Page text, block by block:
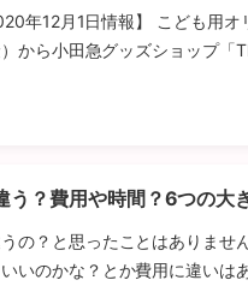
年12月1日情報】 こども用
から小田急グッズショップ「
？費用や時間？6つの大
の？と思ったことはありませ
いのかな？とか費用に違いは